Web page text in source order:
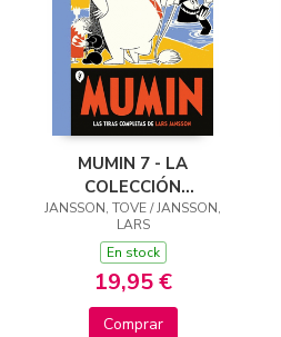
MUMIN 7 - LA
COLECCIÓN
COMPLETA DE CÓMICS
DE LARS JANSSON
JANSSON, TOVE / JANSSON,
LARS
En stock
19,95 €
Comprar